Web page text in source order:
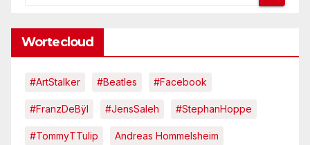
Wortecloud
#ArtStalker #Beatles #Facebook
#FranzDeBÿl #JensSaleh #StephanHoppe
#TommyTTulip Andreas Hommelsheim